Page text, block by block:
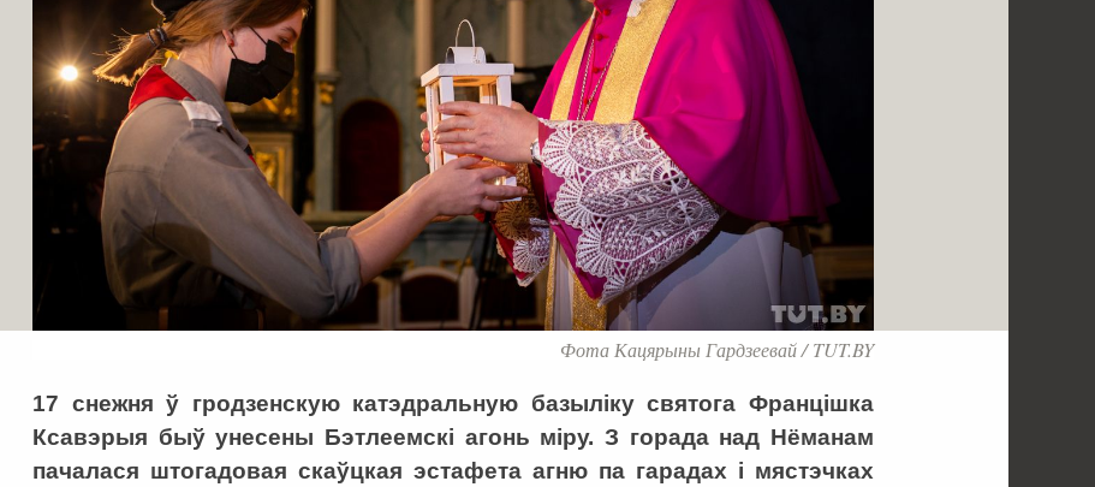
Фота Кацярыны Гардзеевай / TUT.BY
17 снежня ў гродзенскую катэдральную базыліку святога Францішка
Ксавэрыя быў унесены Бэтлеемскі агонь міру. З горада над Нёманам
пачалася штогадовая скаўцкая эстафета агню па гарадах і мястэчках